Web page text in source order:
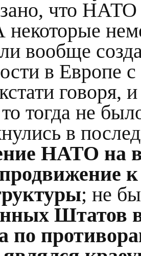
что НАТО
некоторые
вообще
в Европе
говоря,
тогда не
в
НАТО на
; не
Штатов
по